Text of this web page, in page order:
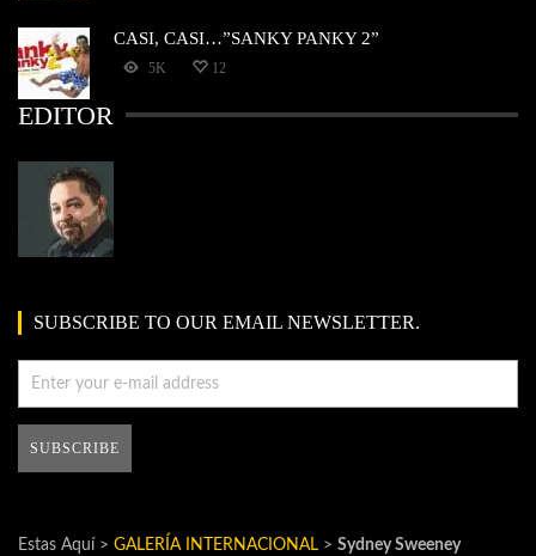
CASI, CASI…”SANKY PANKY 2”
5K 12
EDITOR
SUBSCRIBE TO OUR EMAIL NEWSLETTER.
Estas Aquí > GALERÍA INTERNACIONAL > Sydney Sweeney